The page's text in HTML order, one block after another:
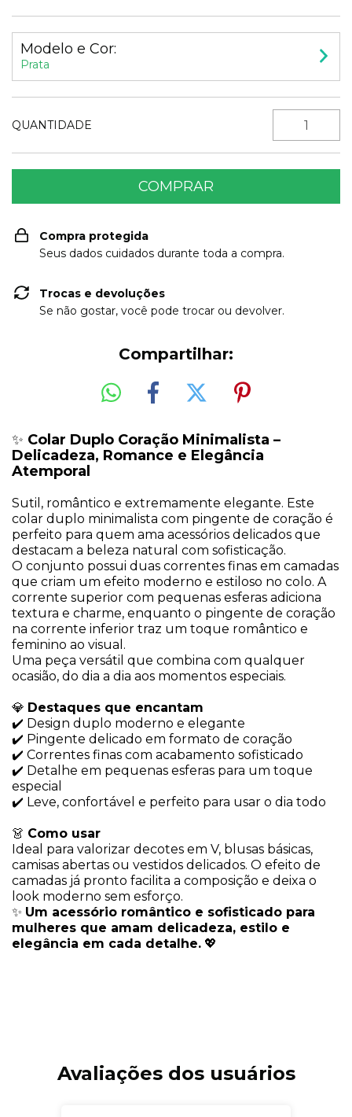
Modelo e Cor:
Prata
QUANTIDADE
Compra protegida
Seus dados cuidados durante toda a compra.
Trocas e devoluções
Se não gostar, você pode trocar ou devolver.
Compartilhar:
✨ Colar Duplo Coração Minimalista –
Delicadeza, Romance e Elegância
Atemporal
Sutil, romântico e extremamente elegante. Este
colar duplo minimalista com pingente de coração é
perfeito para quem ama acessórios delicados que
destacam a beleza natural com sofisticação.
O conjunto possui duas correntes finas em camadas
que criam um efeito moderno e estiloso no colo. A
corrente superior com pequenas esferas adiciona
textura e charme, enquanto o pingente de coração
na corrente inferior traz um toque romântico e
feminino ao visual.
Uma peça versátil que combina com qualquer
ocasião, do dia a dia aos momentos especiais.
💎 Destaques que encantam
✔️ Design duplo moderno e elegante
✔️ Pingente delicado em formato de coração
✔️ Correntes finas com acabamento sofisticado
✔️ Detalhe em pequenas esferas para um toque
especial
✔️ Leve, confortável e perfeito para usar o dia todo
👗 Como usar
Ideal para valorizar decotes em V, blusas básicas,
camisas abertas ou vestidos delicados. O efeito de
camadas já pronto facilita a composição e deixa o
look moderno sem esforço.
✨ Um acessório romântico e sofisticado para
mulheres que amam delicadeza, estilo e
elegância em cada detalhe. 💖
Avaliações dos usuários